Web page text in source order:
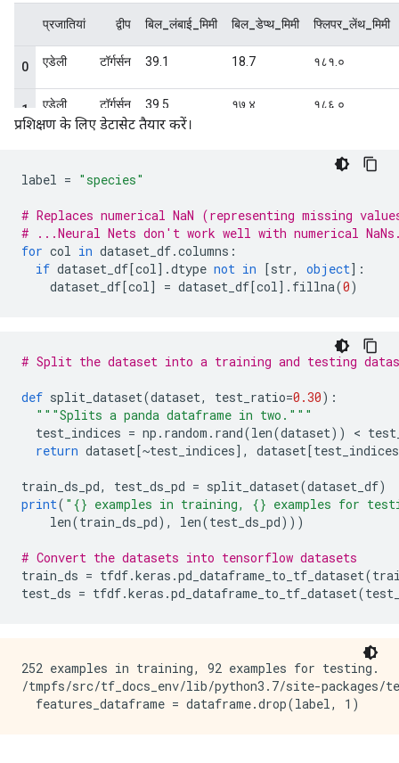
प्रशिक्षण के लिए डेटासेट तैयार करें।
label = "species"
# Replaces numerical NaN (representing missing
# ...Neural Nets don't work well with numerical
for col in dataset_df.columns :
if dataset_df[col].dtype not in [str, object]:
dataset_df[col] = dataset_df[col]. fillna(0)
# Split the dataset into a training and testing
def split_dataset(dataset, test_ratio=0.30):
"""Splits a panda dataframe in two."""
test_indices = np . random . rand(len(dataset)) <
return dataset[~test_indices], dataset[test_indices
train_ds_pd, test_ds_pd = split_dataset(dataset_df)
print( "{} examples in training, {} examples for
len(train_ds_pd), len(test_ds_pd)))
# Convert the datasets into tensorflow datasets
train_ds = tfdf.keras .pd_dataframe_to_tf_dataset(
test_ds = tfdf.keras .pd_dataframe_to_tf_dataset(
252 examples in training, 92 examples for testing.
/tmpfs/src/tf_docs_env/lib/python3.7/site-packages/